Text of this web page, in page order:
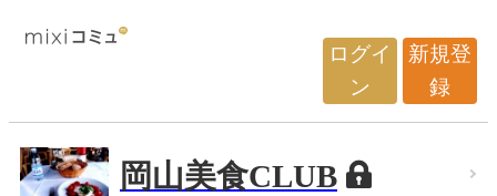
ログイ
ン
新規登
録
岡山美食CLUB